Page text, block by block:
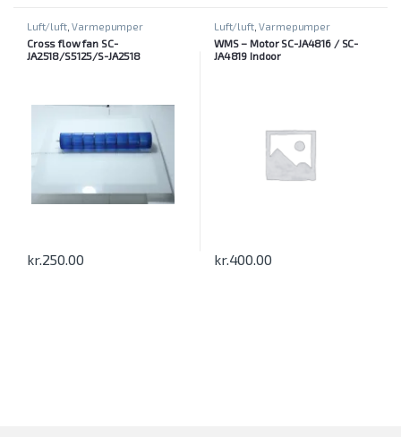
Luft/luft,Varmepumper
Cross flow fan SC-
JA2518/S5125/S-JA2518
kr.250.00
Luft/luft,Varmepumper
WMS – Motor SC-JA4816 / SC-
JA4819 Indoor
kr.400.00